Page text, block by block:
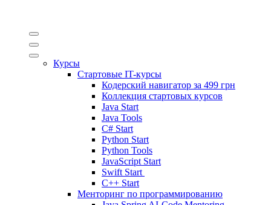
Курсы
Стартовые IT-курсы
Кодерский навигатор за 499 грн
Коллекция стартовых курсов
Java Start
Java Tools
C# Start
Python Start
Python Tools
JavaScript Start
Swift Start
C++ Start
Менторинг по программированию